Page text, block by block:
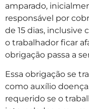
amparado,
responsável por
de 15 dias, inclusive
o trabalhador ficar
obrigação passa a
Essa obrigação se
como auxílio
requerido se o